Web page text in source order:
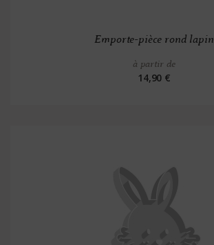
Emporte-pièce rond lapin
à partir de
14,90 €